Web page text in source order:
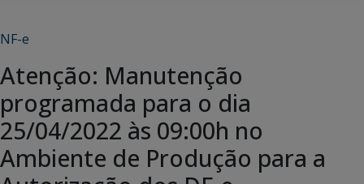
NF-e
Atenção: Manutenção
programada para o dia
25/04/2022 às 09:00h no
Ambiente de Produção para a